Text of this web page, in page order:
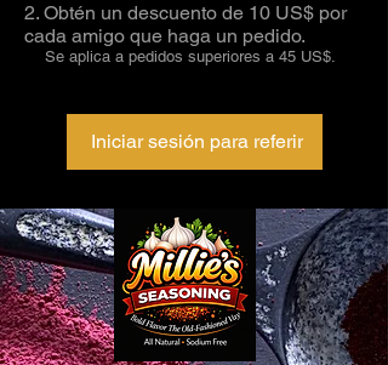
Obtén un descuento de 10 US$ por
cada amigo que haga un pedido.
Se aplica a pedidos superiores a 45 US$.
Iniciar sesión para referir